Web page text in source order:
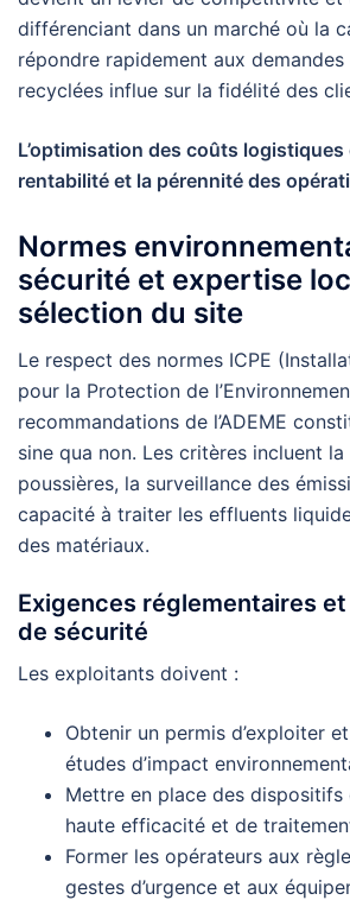
différenciant dans un marché où la
répondre rapidement aux
recyclées influe sur la fidélité des
L’optimisation des coûts
rentabilité et la pérennité des
Normes
sécurité et expertise
sélection du site
Le respect des normes ICPE
pour la Protection de
recommandations de l’ADEME
sine qua non. Les critères incluent
poussières, la surveillance des
capacité à traiter les effluents
des matériaux.
Exigences réglementaires
de sécurité
Les exploitants doivent :
Obtenir un permis d’exploiter
études d’impact
Mettre en place des dispositifs
haute efficacité et de
Former les opérateurs aux
gestes d’urgence et aux